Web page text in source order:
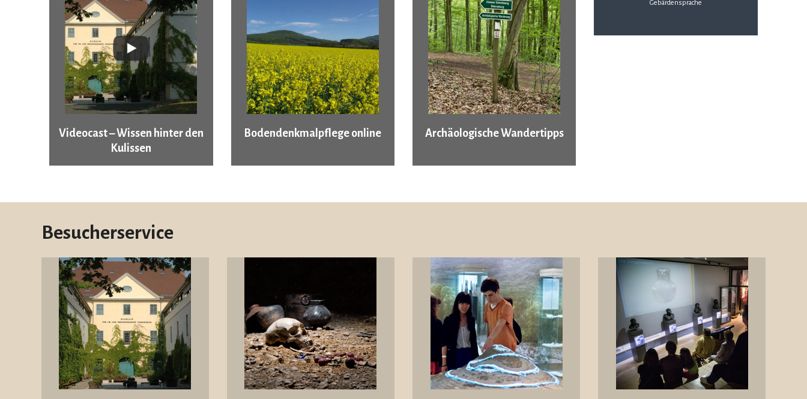
Videocast – Wissen hinter den
Kulissen
Bodendenkmalpflege online Archäologische Wandertipps
Gebärdensprache
Besucherservice